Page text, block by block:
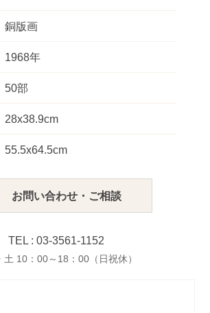
銅版画
1968年
50部
28x38.9cm
55.5x64.5cm
お問い合わせ・ご相談
TEL : 03-3561-1152
土 10：00～18：00（日祝休）